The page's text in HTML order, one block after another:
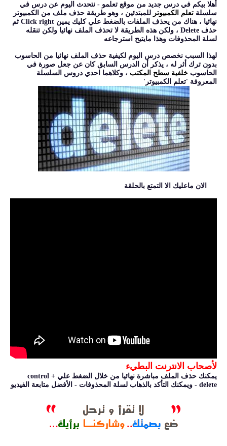
أهلا بيكم في درس جديد من موقع تعلمو - نتحدث اليوم عن درس في
سلسلة تعلم الكمبيوتر للمبتدئين ، وهو طريقة حذف ملف من الكمبيوتر
نهائيا ، هناك من يحذف الملفات بالضغط علي كليك يمين Click right ثم
حذف Delete ، ولكن هذه الطريقة لا تحذف الملف نهائيا ولكن تنقله
لسلة المحذوفات وهذا مايتيح استرجاعه
لهذا السبب نخصص درس اليوم لكيفية حذف الملف نهائيا من الحاسوب
بدون ترك أثر له ، يذكر أن الدرس السابق كان عن جعل صورة في
الحاسوب خلفية سطح المكتب ، وكلاهما احدي دروس السلسلة
المعروفة 'تعلم الكمبيوتر'
الان ماعليك الا التمتع بالحلقة
لأصحاب الانترنت البطيء
يمكنك حذف الملف مباشرة نهائيا من خلال الضغط علي control +
delete - ويمكنك التأكد بالذهاب لسلة المحذوفات - الأفضل متابعة الفيديو